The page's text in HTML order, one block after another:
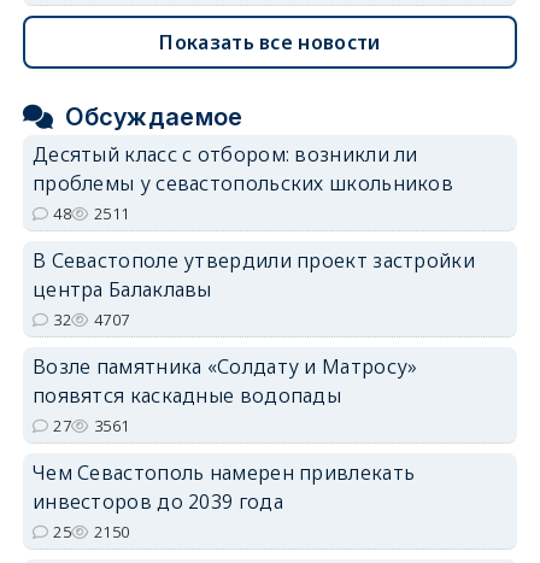
Показать все новости
Обсуждаемое
Десятый класс с отбором: возникли ли
проблемы у севастопольских школьников
48 2511
В Севастополе утвердили проект застройки
центра Балаклавы
32 4707
Возле памятника «Солдату и Матросу»
появятся каскадные водопады
27 3561
Чем Севастополь намерен привлекать
инвесторов до 2039 года
25 2150